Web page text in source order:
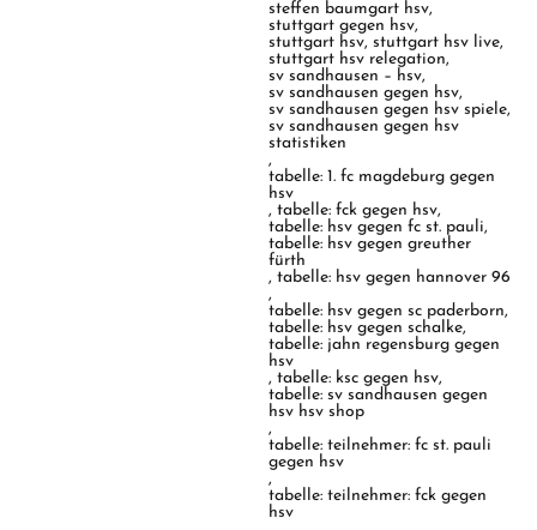
steffen baumgart hsv,
stuttgart gegen hsv,
stuttgart hsv,stuttgart hsv live,
stuttgart hsv relegation,
sv sandhausen – hsv,
sv sandhausen gegen hsv,
sv sandhausen gegen hsv spiele,
sv sandhausen gegen hsv
statistiken
,
tabelle: 1. fc magdeburg gegen
hsv
,tabelle: fck gegen hsv,
tabelle: hsv gegen fc st. pauli,
tabelle: hsv gegen greuther
fürth
,tabelle: hsv gegen hannover 96
,
tabelle: hsv gegen sc paderborn,
tabelle: hsv gegen schalke,
tabelle: jahn regensburg gegen
hsv
,tabelle: ksc gegen hsv,
tabelle: sv sandhausen gegen
hsv hsv shop
,
tabelle: teilnehmer: fc st. pauli
gegen hsv
,
tabelle: teilnehmer: fck gegen
hsv